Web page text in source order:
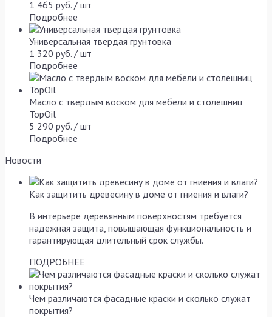
1 465 руб. / шт
Подробнее
Универсальная твердая грунтовка
1 320 руб. / шт
Подробнее
Масло с твердым воском для мебели и столешниц
TopOil
5 290 руб. / шт
Подробнее
Новости
Как защитить древесину в доме от гниения и влаги?
В интерьере деревянным поверхностям требуется
надежная защита, повышающая функциональность и
гарантирующая длительный срок службы.
ПОДРОБНЕЕ
Чем различаются фасадные краски и сколько служат
покрытия?